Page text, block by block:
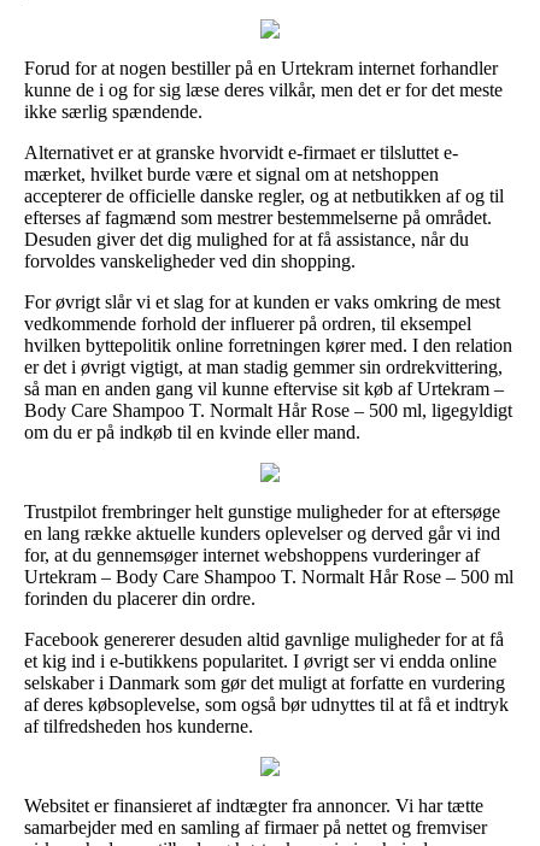
Forud for at nogen bestiller på en Urtekram internet forhandler
kunne de i og for sig læse deres vilkår, men det er for det meste
ikke særlig spændende.
Alternativet er at granske hvorvidt e-firmaet er tilsluttet e-
mærket, hvilket burde være et signal om at netshoppen
accepterer de officielle danske regler, og at netbutikken af og til
efterses af fagmænd som mestrer bestemmelserne på området.
Desuden giver det dig mulighed for at få assistance, når du
forvoldes vanskeligheder ved din shopping.
For øvrigt slår vi et slag for at kunden er vaks omkring de mest
vedkommende forhold der influerer på ordren, til eksempel
hvilken byttepolitik online forretningen kører med. I den relation
er det i øvrigt vigtigt, at man stadig gemmer sin ordrekvittering,
så man en anden gang vil kunne eftervise sit køb af Urtekram –
Body Care Shampoo T. Normalt Hår Rose – 500 ml, ligegyldigt
om du er på indkøb til en kvinde eller mand.
Trustpilot frembringer helt gunstige muligheder for at eftersøge
en lang række aktuelle kunders oplevelser og derved går vi ind
for, at du gennemsøger internet webshoppens vurderinger af
Urtekram – Body Care Shampoo T. Normalt Hår Rose – 500 ml
forinden du placerer din ordre.
Facebook genererer desuden altid gavnlige muligheder for at få
et kig ind i e-butikkens popularitet. I øvrigt ser vi endda online
selskaber i Danmark som gør det muligt at forfatte en vurdering
af deres købsoplevelse, som også bør udnyttes til at få et indtryk
af tilfredsheden hos kunderne.
Websitet er finansieret af indtægter fra annoncer. Vi har tætte
samarbejder med en samling af firmaer på nettet og fremviser